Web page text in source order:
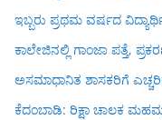
ಇಬ್ಬರು ಪ್ರಥಮ ವರ್ಷದ
ಕಾಲೇಜಿನಲ್ಲಿ ಗಾಂಜಾ ಪತ್ತೆ,
ಅಸಮಾಧಾನಿತ ಶಾಸಕರಿಗೆ
ಕೆದಂಬಾಡಿ: ರಿಕ್ಷಾ ಚಾಲಕ